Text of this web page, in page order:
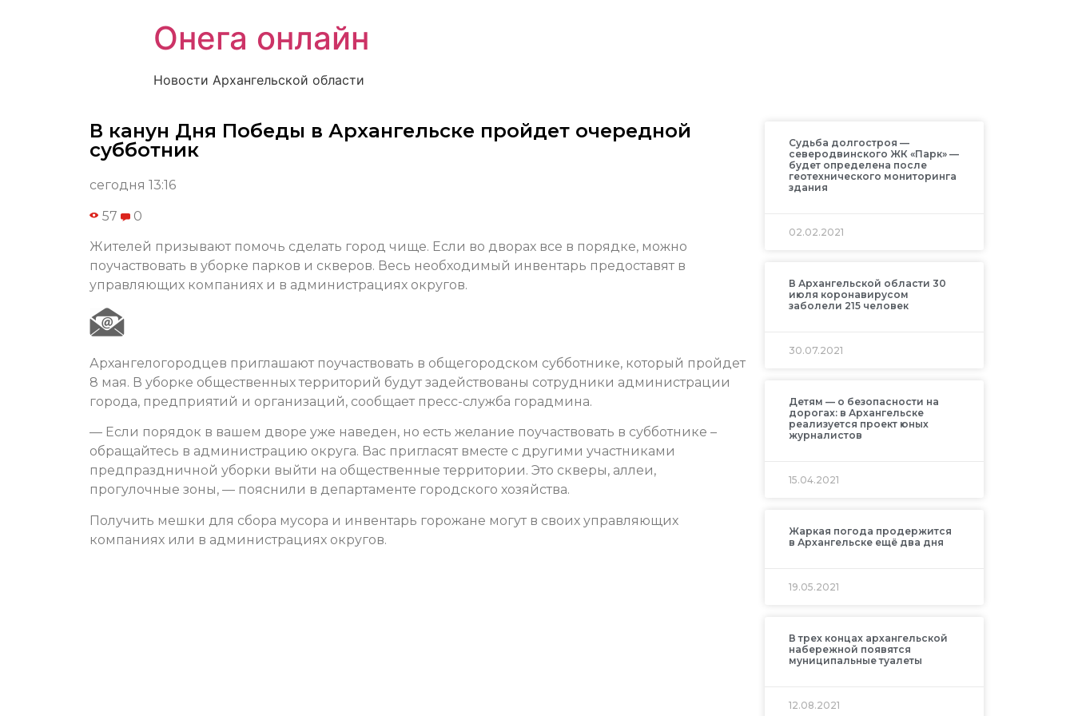
Онега онлайн
Новости Архангельской области
В канун Дня Победы в Архангельске пройдет очередной
субботник
сегодня 13:16
57 0
Жителей призывают помочь сделать город чище. Если во дворах все в порядке, можно
поучаствовать в уборке парков и скверов. Весь необходимый инвентарь предоставят в
управляющих компаниях и в администрациях округов.
Архангелогородцев приглашают поучаствовать в общегородском субботнике, который пройдет
8 мая. В уборке общественных территорий будут задействованы сотрудники администрации
города, предприятий и организаций, сообщает пресс-служба горадмина.
— Если порядок в вашем дворе уже наведен, но есть желание поучаствовать в субботнике –
обращайтесь в администрацию округа. Вас пригласят вместе с другими участниками
предпраздничной уборки выйти на общественные территории. Это скверы, аллеи,
прогулочные зоны, — пояснили в департаменте городского хозяйства.
Получить мешки для сбора мусора и инвентарь горожане могут в своих управляющих
компаниях или в администрациях округов.
Судьба долгостроя —
северодвинского ЖК «Парк» —
будет определена после
геотехнического мониторинга
здания
02.02.2021
В Архангельской области 30
июля коронавирусом
заболели 215 человек
30.07.2021
Детям — о безопасности на
дорогах: в Архангельске
реализуется проект юных
журналистов
15.04.2021
Жаркая погода продержится
в Архангельске ещё два дня
19.05.2021
В трех концах архангельской
набережной появятся
муниципальные туалеты
12.08.2021